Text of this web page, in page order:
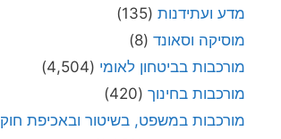
מדע ועתידנות (135)
מוסיקה וסאונד (8)
מורכבות בביטחון לאומי (4,504)
מורכבות בחינוך (420)
מורכבות במשפט, בשיטור ובאכיפת חוק